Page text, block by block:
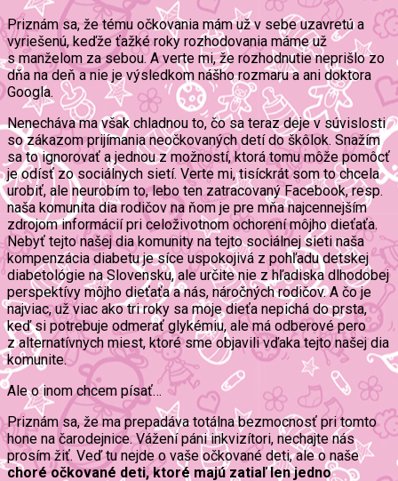
Priznám sa, že tému očkovania mám už v sebe uzavretú a
vyriešenú, keďže ťažké roky rozhodovania máme už
s manželom za sebou. A verte mi, že rozhodnutie neprišlo zo
dňa na deň a nie je výsledkom nášho rozmaru a ani doktora
Googla.
Nenecháva ma však chladnou to, čo sa teraz deje v súvislosti
so zákazom prijímania neočkovaných detí do škôlok. Snažím
sa to ignorovať a jednou z možností, ktorá tomu môže pomôcť
je odísť zo sociálnych sietí. Verte mi, tisíckrát som to chcela
urobiť, ale neurobím to, lebo ten zatracovaný Facebook, resp.
naša komunita dia rodičov na ňom je pre mňa najcennejším
zdrojom informácií pri celoživotnom ochorení môjho dieťaťa.
Nebyť tejto našej dia komunity na tejto sociálnej sieti naša
kompenzácia diabetu je síce uspokojivá z pohľadu detskej
diabetológie na Slovensku, ale určite nie z hľadiska dlhodobej
perspektívy môjho dieťaťa a nás, náročných rodičov. A čo je
najviac, už viac ako tri roky sa moje dieťa nepichá do prsta,
keď si potrebuje odmerať glykémiu, ale má odberové pero
z alternatívnych miest, ktoré sme objavili vďaka tejto našej dia
komunite.
Ale o inom chcem písať…
Priznám sa, že ma prepadáva totálna bezmocnosť pri tomto
hone na čarodejnice. Vážení páni inkvizítori, nechajte nás
prosím žiť. Veď tu nejde o vaše očkované deti, ale o naše
choré očkované deti, ktoré majú zatiaľ len jedno